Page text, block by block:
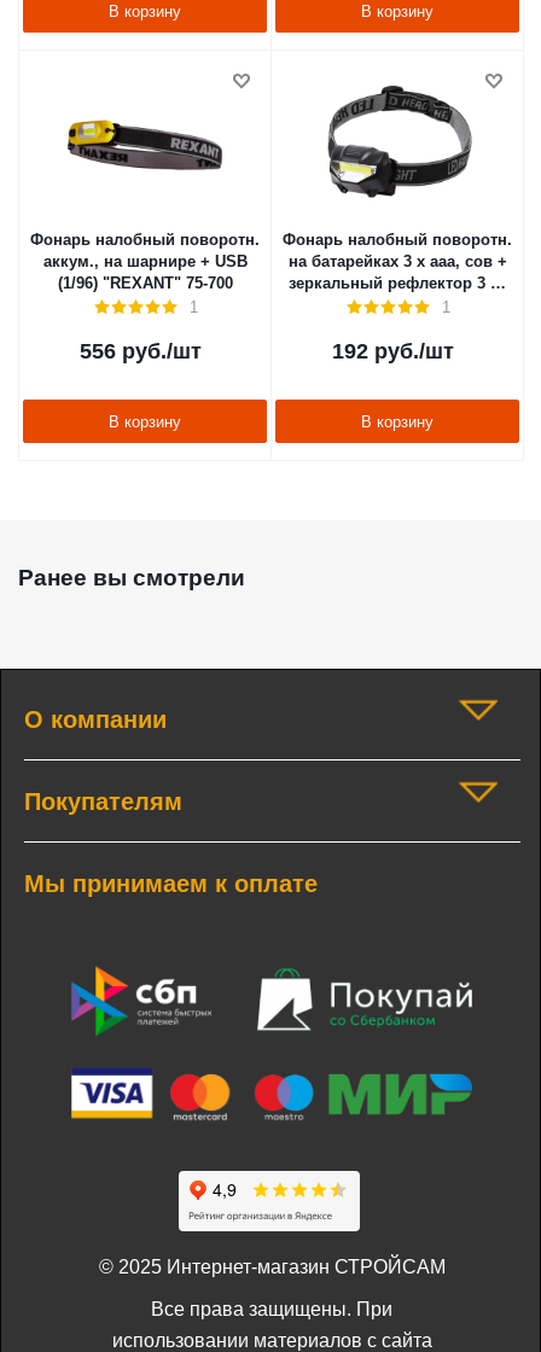
В корзину В корзину
Фонарь налобный поворотн.
аккум., на шарнире + USB
(1/96) "REXANT" 75-700
1
556 руб./шт
В корзину
Фонарь налобный поворотн.
на батарейках 3 х ааа, сов +
зеркальный рефлектор 3 вт
(1) "REXANT" 75-704
1
192 руб./шт
В корзину
Ранее вы смотрели
О компании
Покупателям
Мы принимаем к оплате
© 2025 Интернет-магазин СТРОЙСАМ
Все права защищены. При
использовании материалов с сайта